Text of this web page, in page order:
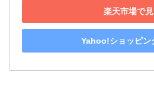
楽天市場で
Yahoo!ショッピン